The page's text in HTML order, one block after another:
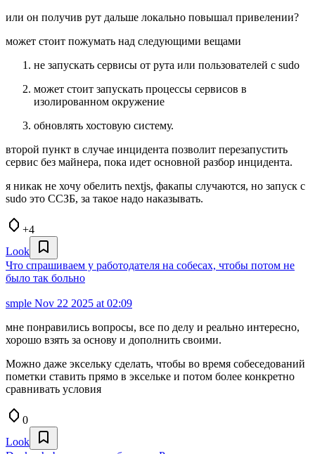
или он получив рут дальше локально повышал привелении?
может стоит пожумать над следующими вещами
не запускать сервисы от рута или пользователей с sudo
может стоит запускать процессы сервисов в
изолированном окружение
обновлять хостовую систему.
второй пункт в случае инцидента позволит перезапустить
сервис без майнера, пока идет основной разбор инцидента.
я никак не хочу обелить nextjs, факапы случаются, но запуск с
sudo это ССЗБ, за такое надо наказывать.
+4
Look
Что спрашиваем у работодателя на собесах, чтобы потом не
было так больно
smple Nov 22 2025 at 02:09
мне понравились вопросы, все по делу и реально интересно,
хорошо взять за основу и дополнить своими.
Можно даже эксельку сделать, чтобы во время собеседований
пометки ставить прямо в эксельке и потом более конкретно
сравнивать условия
0
Look